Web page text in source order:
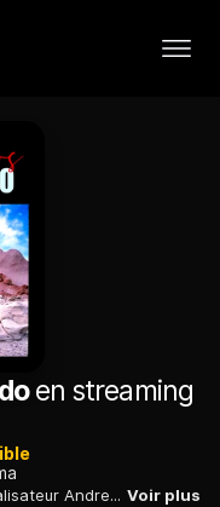
en streaming
Le réalisateur Eric Friedler et son co-réalisateur Andreas Frege ont obtenu l'exclusivité d'accompagner le réalisateur et photographe mondialement célèbre Wim Wenders dans son quotidien artistique une année durant. Voir plus